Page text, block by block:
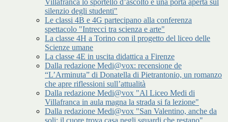
Villafranca lo sportello d’ascolto è una porta aperta sul
silenzio degli studenti"
Le classi 4B e 4G partecipano alla conferenza
spettacolo "Intrecci tra scienza e arte"
La classe 4H a Torino con il progetto del liceo delle
Scienze umane
La classe 4E in uscita didattica a Firenze
Dalla redazione Medi@vox: recensione de
“L’Arminuta” di Donatella di Pietrantonio, un romanzo
che apre riflessioni sull’attualità
Dalla redazione Medi@vox "Al Liceo Medi di
Villafranca in aula magna la strada si fa lezione"
Dalla redazione Medi@vox "San Valentino, anche da